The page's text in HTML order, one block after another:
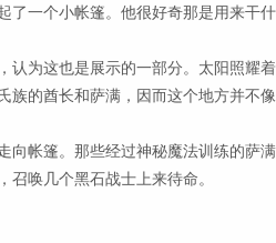
一个小帐篷。他很好奇那是用来干什
认为这也是展示的一部分。太阳照耀
的酋长和萨满，因而这个地方并不像
向帐篷。那些经过神秘魔法训练的萨
唤几个黑石战士上来待命。